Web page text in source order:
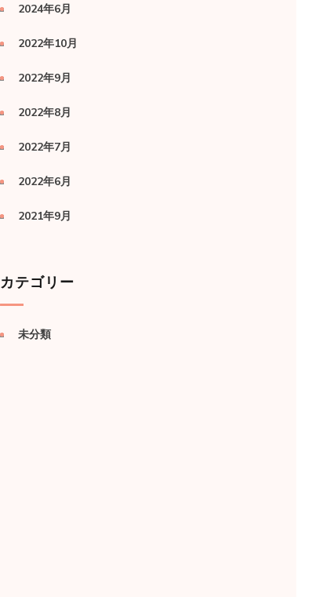
2024年6月
2022年10月
2022年9月
2022年8月
2022年7月
2022年6月
2021年9月
カテゴリー
未分類